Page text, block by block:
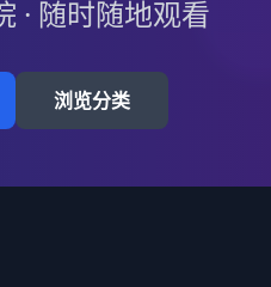
· 随时随地观看
浏览分类